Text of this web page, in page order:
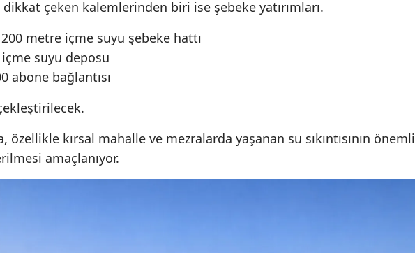
çeken kalemlerinden biri ise şebeke yatırımları.
metre içme suyu şebeke hattı
suyu deposu
abone bağlantısı
özellikle kırsal mahalle ve mezralarda yaşanan su sıkıntısının önemli
amaçlanıyor.